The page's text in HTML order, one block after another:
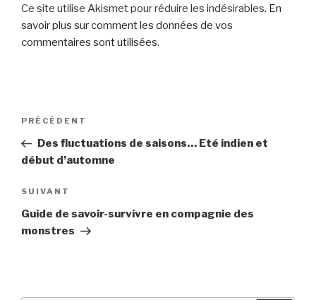
Ce site utilise Akismet pour réduire les indésirables. En
savoir plus sur comment les données de vos
commentaires sont utilisées.
Navigation
l’article
Article
précédent
PRÉCÉDENT
Des fluctuations de saisons… Eté indien et
début d’automne
Article
suivant
SUIVANT
Guide de savoir-survivre en compagnie des
monstres